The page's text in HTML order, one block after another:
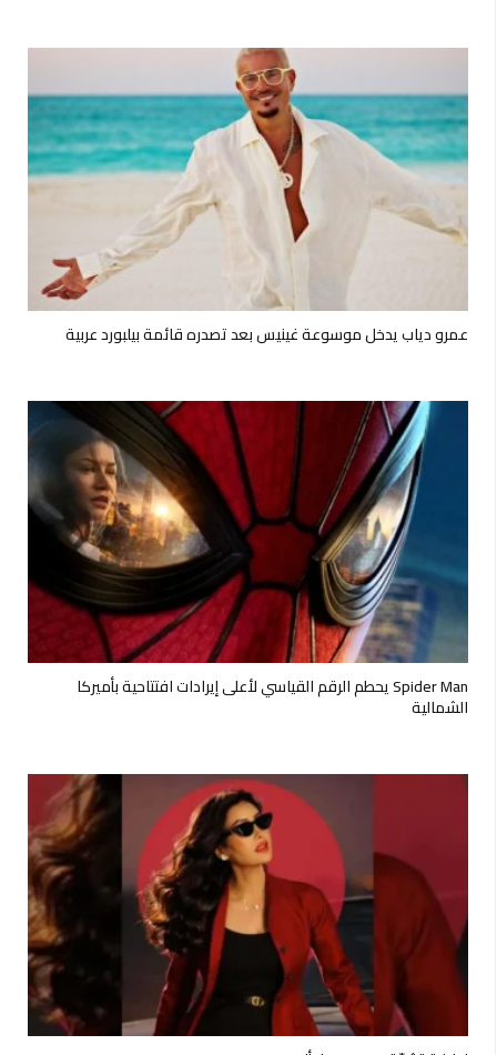
عمرو دياب يدخل موسوعة غينيس بعد تصدره قائمة بيلبورد عربية
Spider Man يحطم الرقم القياسي لأعلى إيرادات افتتاحية بأميركا
الشمالية